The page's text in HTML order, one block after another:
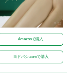
Amazonで購入
ヨドバシ.comで購入